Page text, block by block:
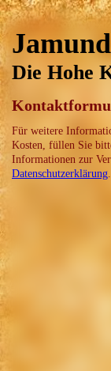
Die Hohe
Für weitere
Kosten, füllen Sie
Informationen zur
Datenschutzerklärung.